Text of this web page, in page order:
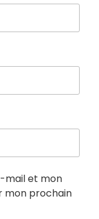
mail et mon
mon prochain